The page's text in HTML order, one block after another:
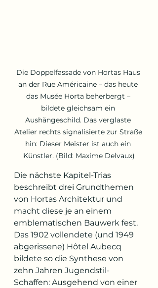
Die Doppelfassade von Hortas Haus
an der Rue Américaine – das heute
das Musée Horta beherbergt –
bildete gleichsam ein
Aushängeschild. Das verglaste
Atelier rechts signalisierte zur Straße
hin: Dieser Meister ist auch ein
Künstler. (Bild: Maxime Delvaux)
Die nächste Kapitel-Trias
beschreibt drei Grundthemen
von Hortas Architektur und
macht diese je an einem
emblematischen Bauwerk fest.
Das 1902 vollendete (und 1949
abgerissene) Hôtel Aubecq
bildete so die Synthese von
zehn Jahren Jugendstil-
Schaffen: Ausgehend von einer